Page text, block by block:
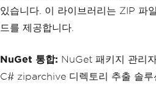
있습니다. 이 라이브러리는 ZIP 파
드를 제공합니다.
NuGet 통합: NuGet 패키지 관리
C# ziparchive 디렉토리 추출 솔루